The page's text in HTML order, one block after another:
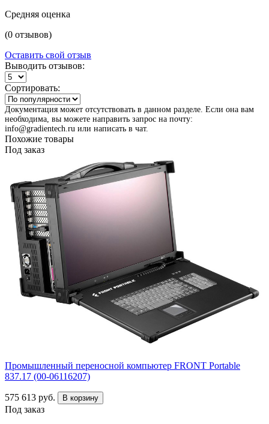
Средняя оценка
(0 отзывов)
Оставить свой отзыв
Выводить отзывов:
Сортировать:
Документация может отсутствовать в данном разделе. Если она вам
необходима, вы можете направить запрос на почту:
info@gradientech.ru или написать в чат.
Похожие товары
Под заказ
Промышленный переносной компьютер FRONT Portable
837.17 (00-06116207)
575 613 руб. В корзину
Под заказ